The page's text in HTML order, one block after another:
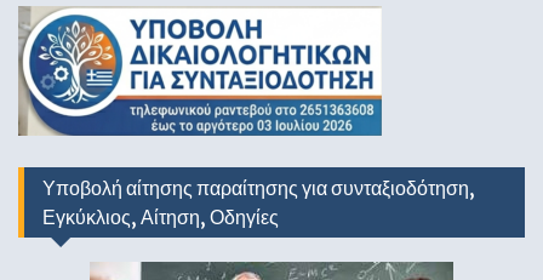
Υποβολή αίτησης παραίτησης για συνταξιοδότηση,
Εγκύκλιος, Αίτηση, Οδηγίες